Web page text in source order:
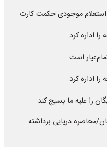
استعلام موجودی حکمت کارت
اداره کرد
است
اداره کرد
را علیه ما بسیج کند
محاصره دریایی برداشته